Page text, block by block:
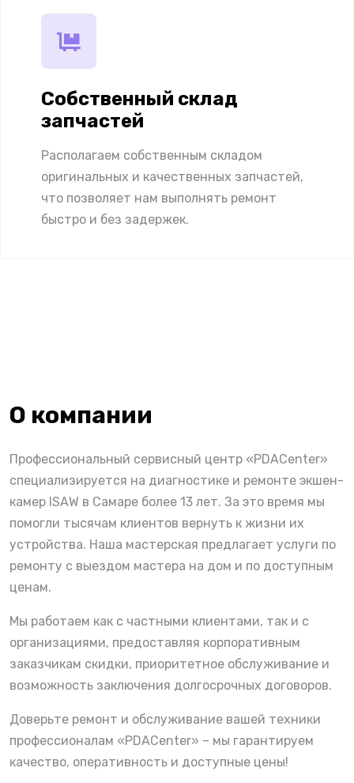
Собственный склад
запчастей
Располагаем собственным складом
оригинальных и качественных запчастей,
что позволяет нам выполнять ремонт
быстро и без задержек.
О компании
Профессиональный сервисный центр «PDACenter»
специализируется на диагностике и ремонте экшен-
камер ISAW в Самаре более 13 лет. За это время мы
помогли тысячам клиентов вернуть к жизни их
устройства. Наша мастерская предлагает услуги по
ремонту с выездом мастера на дом и по доступным
ценам.
Мы работаем как с частными клиентами, так и с
организациями, предоставляя корпоративным
заказчикам скидки, приоритетное обслуживание и
возможность заключения долгосрочных договоров.
Доверьте ремонт и обслуживание вашей техники
профессионалам «PDACenter» – мы гарантируем
качество, оперативность и доступные цены!